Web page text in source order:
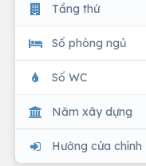
Tầng thứ
Số phòng ngủ
Số WC
Năm xây dựng
Hướng cửa chính